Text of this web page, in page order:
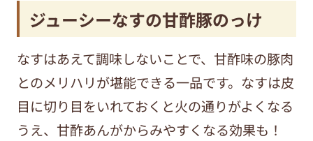
ジューシーなすの甘酢豚のっけ
なすはあえて調味しないことで、甘酢味の豚肉
とのメリハリが堪能できる一品です。なすは皮
目に切り目をいれておくと火の通りがよくなる
うえ、甘酢あんがからみやすくなる効果も！